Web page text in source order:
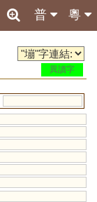
粵
普
異讀字